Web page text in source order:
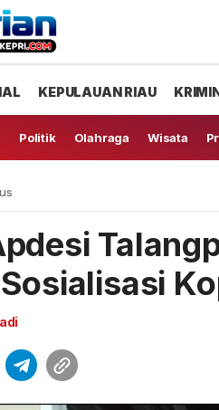
KEPULAUAN RIAU
Politik Olahraga Wisata